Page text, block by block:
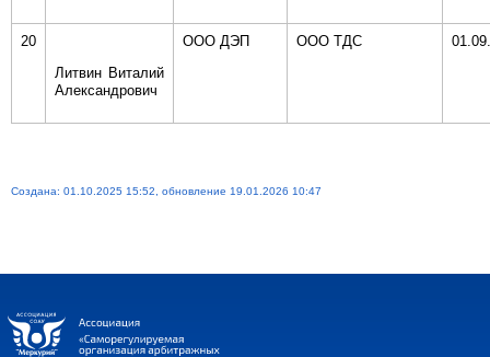
20
Литвин Виталий
Александрович
ООО ДЭП ООО ТДС
Создана: 01.10.2025 15:52, обновление 19.01.2026 10:47